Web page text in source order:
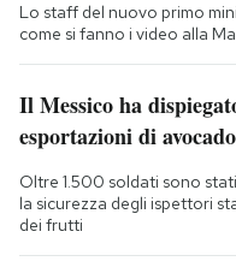
Lo staff del nuovo primo
come si fanno i video alla
Il Messico ha
esportazioni di avocado
Oltre 1.500 soldati sono
la sicurezza degli ispettori
dei frutti